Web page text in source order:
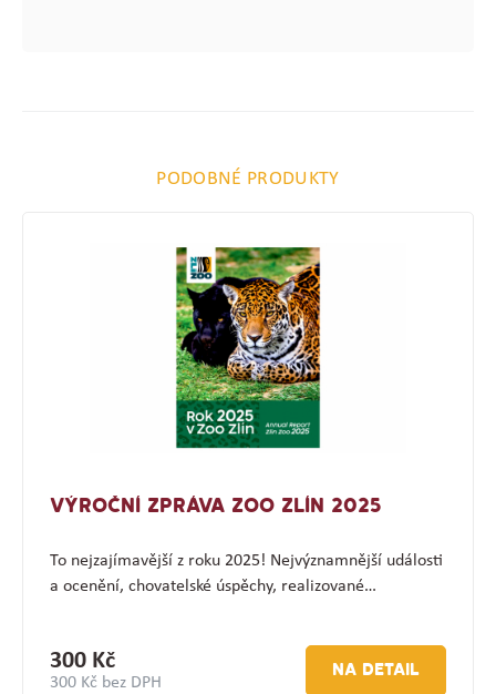
PODOBNÉ PRODUKTY
VÝROČNÍ ZPRÁVA ZOO ZLÍN 2025
To nejzajímavější z roku 2025! Nejvýznamnější události
a ocenění, chovatelské úspěchy, realizované…
300 Kč
300 Kč bez DPH
NA DETAIL